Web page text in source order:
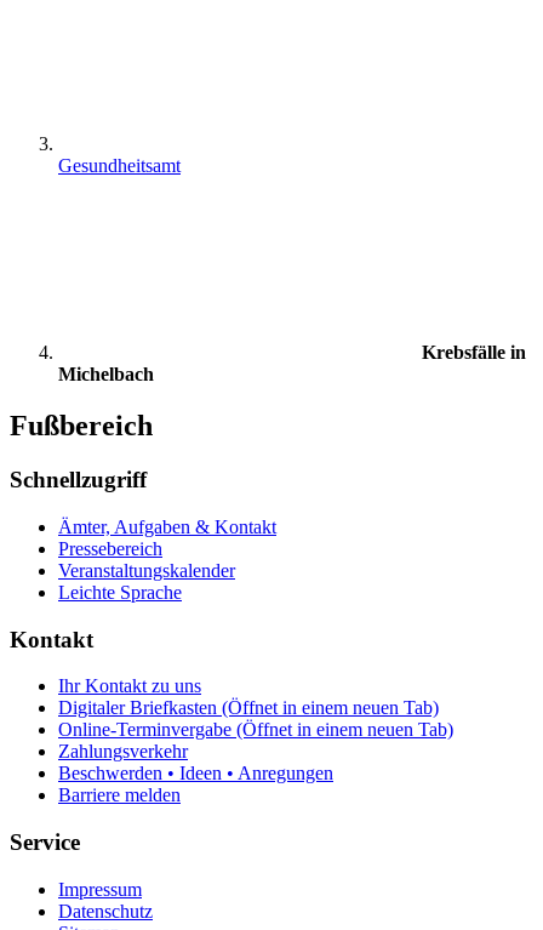
Gesundheitsamt
Krebsfälle in
Michelbach
Fußbereich
Schnellzugriff
Ämter, Aufgaben & Kontakt
Pressebereich
Veranstaltungskalender
Leichte Sprache
Kontakt
Ihr Kontakt zu uns
Digitaler Briefkasten (Öffnet in einem neuen Tab)
Online-Terminvergabe (Öffnet in einem neuen Tab)
Zahlungsverkehr
Beschwerden • Ideen • Anregungen
Barriere melden
Service
Impressum
Datenschutz